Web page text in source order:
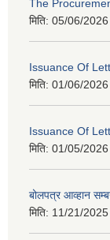
The
मिति: 05/06/
Issuance Of
मिति: 01/06/
Issuance Of
मिति: 01/05/
बोलपत्र आव्हान
मिति: 11/21/